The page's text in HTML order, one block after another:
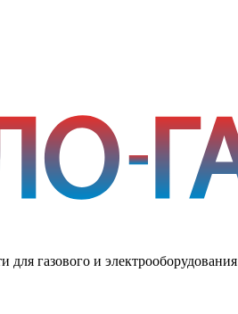
для газового и электрооборудования